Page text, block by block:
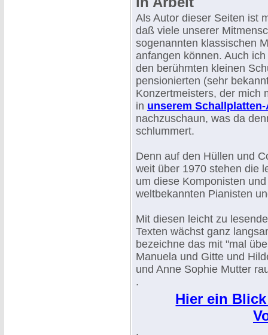
Als Autor dieser Seiten ist
daß viele unserer
sogenannten klassischen
anfangen können. Auch
den berühmten kleinen
pensionierten (sehr
Konzertmeisters, der mich
in unserem
nachzuschaun, was da
schlummert.
Denn auf den Hüllen und
weit über 1970 stehen die
um diese Komponisten
weltbekannten Pianisten
Mit diesen leicht zu
Texten wächst ganz
bezeichne das mit "mal
Manuela und Gitte und
und Anne Sophie Mutter
.
Hier ein
.